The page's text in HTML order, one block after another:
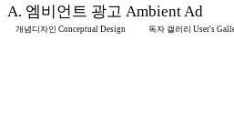
A. 엠비언트 광고 Ambient Ad
개념디자인 Conceptual Design 독자 갤러리 User's